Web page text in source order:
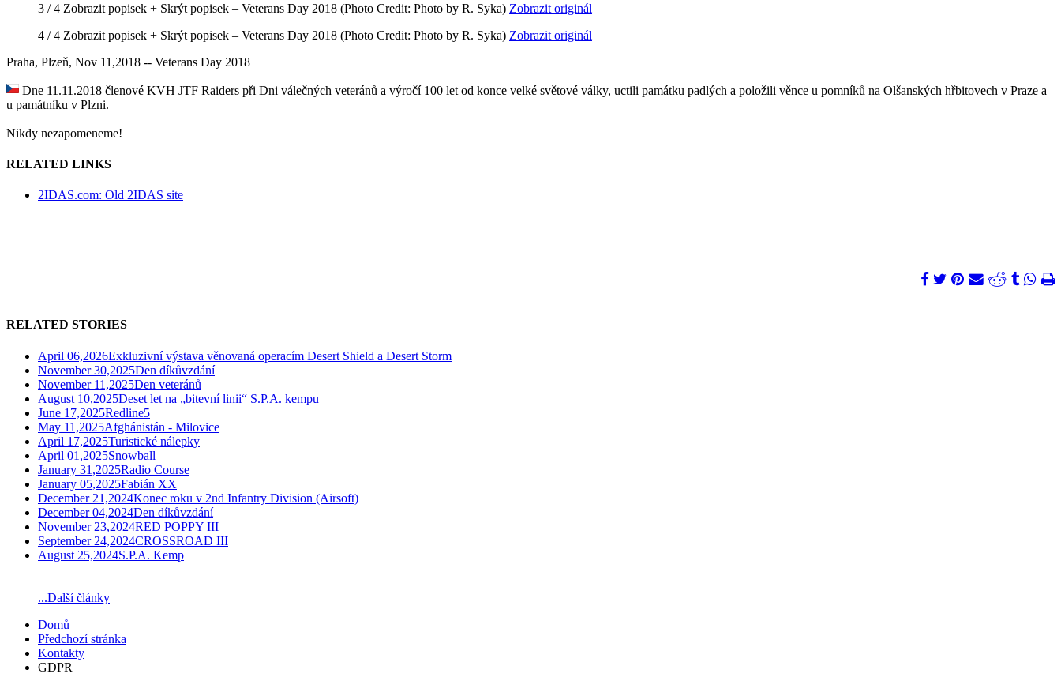
3 / 4 Zobrazit popisek + Skrýt popisek – Veterans Day 2018 (Photo Credit: Photo by R. Syka) Zobrazit originál
4 / 4 Zobrazit popisek + Skrýt popisek – Veterans Day 2018 (Photo Credit: Photo by R. Syka) Zobrazit originál
Praha, Plzeň, Nov 11,2018 -- Veterans Day 2018
Dne 11.11.2018 členové KVH JTF Raiders při Dni válečných veteránů a výročí 100 let od konce velké světové války, uctili památku padlých a položili věnce u pomníků na Olšanských hřbitovech v Praze a
u památníku v Plzni.
Nikdy nezapomeneme!
RELATED LINKS
2IDAS.com: Old 2IDAS site
RELATED STORIES
April 06,2026Exkluzivní výstava věnovaná operacím Desert Shield a Desert Storm
November 30,2025Den díkůvzdání
November 11,2025Den veteránů
August 10,2025Deset let na „bitevní linii“ S.P.A. kempu
June 17,2025Redline5
May 11,2025Afghánistán - Milovice
April 17,2025Turistické nálepky
April 01,2025Snowball
January 31,2025Radio Course
January 05,2025Fabián XX
December 21,2024Konec roku v 2nd Infantry Division (Airsoft)
December 04,2024Den díkůvzdání
November 23,2024RED POPPY III
September 24,2024CROSSROAD III
August 25,2024S.P.A. Kemp
...Další články
Domů
Předchozí stránka
Kontakty
GDPR